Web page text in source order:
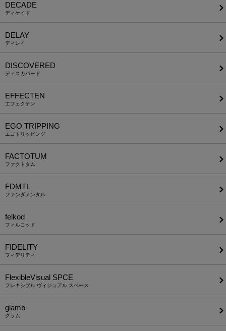
DECADE
ディケイド
DELAY
ディレイ
DISCOVERED
ディスカバード
EFFECTEN
エフェクテン
EGO TRIPPING
エゴトリッピング
FACTOTUM
ファクトタム
FDMTL
ファンダメンタル
felkod
フィルコッド
FIDELITY
フィデリティ
FlexibleVisual SPCE
フレキシブル ヴィジュアル スペース
glamb
グラム